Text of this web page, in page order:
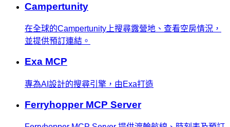
Campertunity
在全球的Campertunity上搜尋露營地、查看空房情況，
並提供預訂連結。
Exa MCP
專為AI設計的搜尋引擎，由Exa打造
Ferryhopper MCP Server